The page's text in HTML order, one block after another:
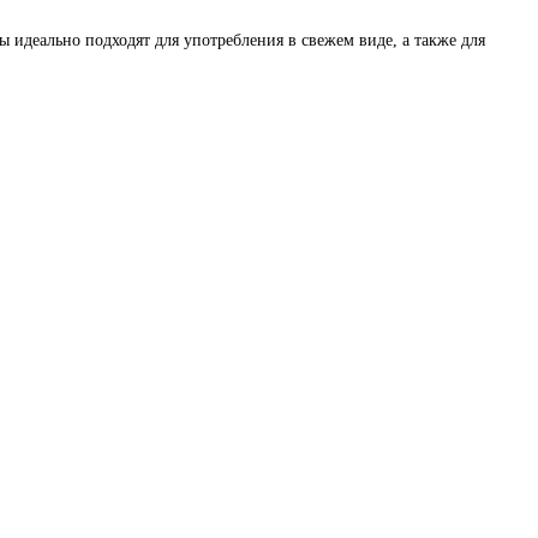
подходят для употребления в свежем виде, а также для